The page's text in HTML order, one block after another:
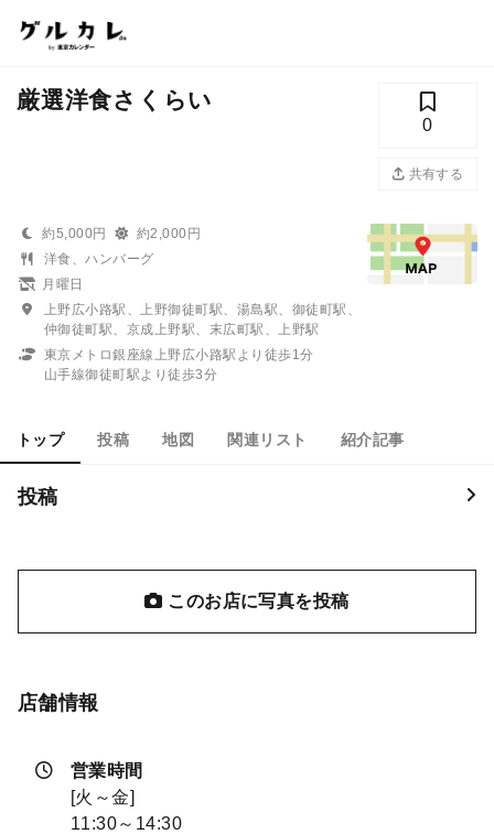
厳選洋食さくらい
0
共有する
約5,000円
約2,000円
洋食、ハンバーグ
月曜日
上野広小路駅、上野御徒町駅、湯島駅、御徒町駅、
仲御徒町駅、京成上野駅、末広町駅、上野駅
東京メトロ銀座線上野広小路駅より徒歩1分
山手線御徒町駅より徒歩3分
トップ 投稿 地図 関連リスト 紹介記事
投稿
このお店に写真を投稿
店舗情報
営業時間
[火～金]
11:30～14:30